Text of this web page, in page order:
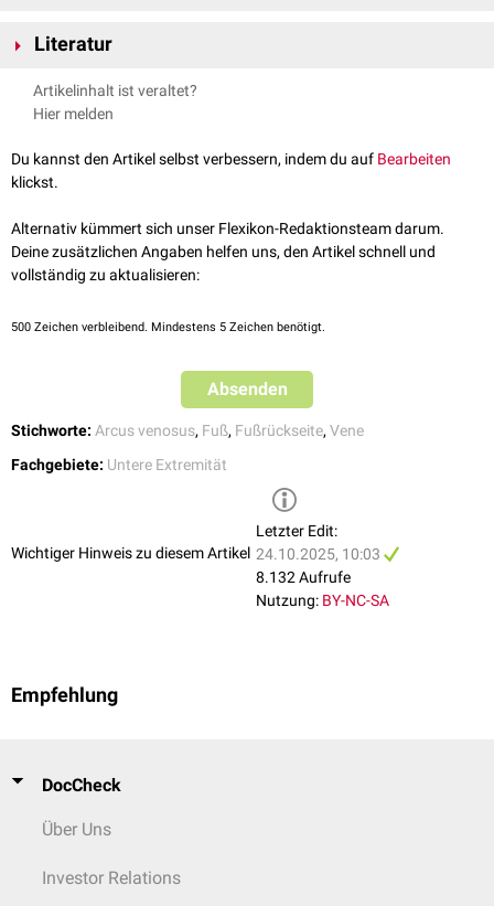
dorsales pedisund verbindet sich mit tiefen
Fußrückens (Rete venosum dorsale pedis
Je nach Literatur wird der Beginn der Vena saphena magna vor dem
saphena parva vor demMalleolus lateralisauch Vena marginalis
lateralisgenannt.
3D-Modell der Venen des Beins, der Arcus venosus dorsalis pedis ist mit
Literatur
Waldeyer et al. Anatomie des Menschen: Lehrbuch und Atlas in einem
Band (De Gruyter Studium) (19th totaly rev. ed.), De Gruyter, 2012
Bewegungsapparat (24. Aufl.), Urban & Fischer Verlag/Elsevier
GmbH, 2017
Artikelinhalt ist veraltet?
Hier melden
Du kannst den Artikel selbst verbessern, indem du auf Bearbeiten
klickst.
Alternativ kümmert sich unser Flexikon-Redaktionsteam darum.
Deine zusätzlichen Angaben helfen uns, den Artikel schnell und
vollständig zu aktualisieren:
500 Zeichen verbleibend. Mindestens 5 Zeichen benötigt.
Absenden
Stichworte: Arcus venosus, Fuß, Fußrückseite, Vene
Fachgebiete: Untere Extremität
Wichtiger Hinweis zu diesem Artikel
Letzter Edit:
24.10.2025, 10:03
8.132 Aufrufe
Nutzung: BY-NC-SA
Empfehlung
DocCheck
Über Uns
Investor Relations